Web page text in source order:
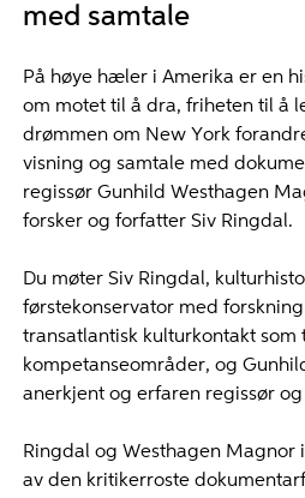
med samtale
På høye hæler i Amerika er en
om motet til å dra, friheten til å
drømmen om New York
visning og samtale med
regissør Gunhild Westhagen
forsker og forfatter Siv Ringdal.
Du møter Siv Ringdal,
førstekonservator med
transatlantisk kulturkontakt som
kompetanseområder, og
anerkjent og erfaren regissør
Ringdal og Westhagen Magnor
av den kritikerroste